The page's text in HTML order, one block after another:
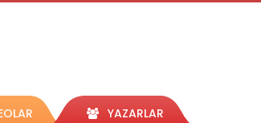
YAZARLAR